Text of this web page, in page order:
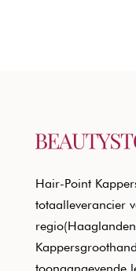
Hair-Point
totaalleverancier